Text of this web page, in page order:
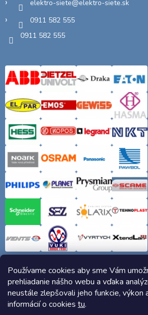
Používame cookies aby sme Vám
prehliadanie nášho webu a vďaka
neustále zlepšovali jeho funkcie, výkon
informácií o cookies tu.
elektro-siete@elektro-siete.sk
0911 582 555
0911 582 555